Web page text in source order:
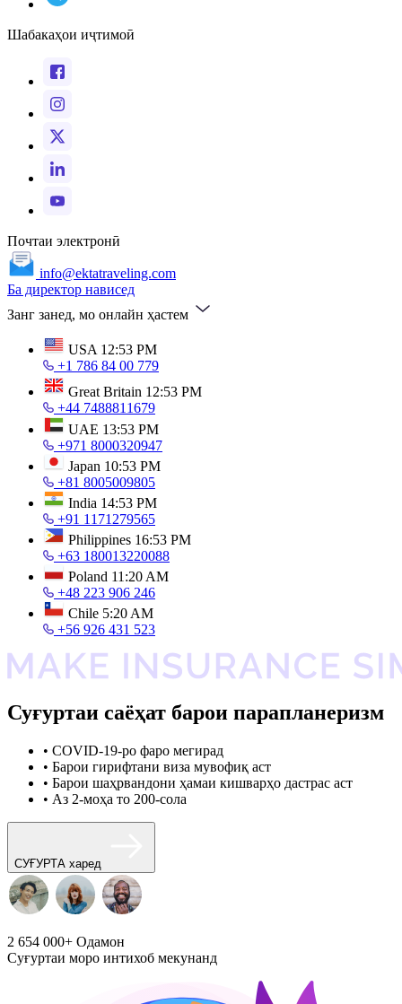
Шабакаҳои иҷтимоӣ
Почтаи электронӣ
info@ektatraveling.com
Ба директор нависед
Занг занед, мо онлайн ҳастем
USA 12:53 PM
+1 786 84 00 779
Great Britain 12:53 PM
+44 7488811679
UAE 13:53 PM
+971 8000320947
Japan 10:53 PM
+81 8005009805
India 14:53 PM
+91 1171279565
Philippines 16:53 PM
+63 180013220088
Poland 11:20 AM
+48 223 906 246
Chile 5:20 AM
+56 926 431 523
Суғуртаи саёҳат барои парапланеризм
• COVID-19-ро фаро мегирад
• Барои гирифтани виза мувофиқ аст
• Барои шаҳрвандони ҳамаи кишварҳо дастрас аст
• Аз 2-моҳа то 200-сола
СУҒУРТА харед
2 654 000+ Одамон
Суғуртаи моро интихоб мекунанд